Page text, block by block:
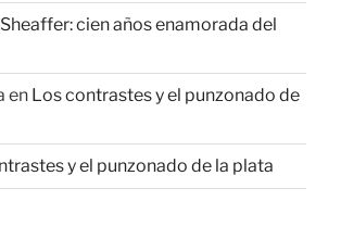
Sheaffer: cien años enamorada del
en Los contrastes y el punzonado de
y el punzonado de la plata